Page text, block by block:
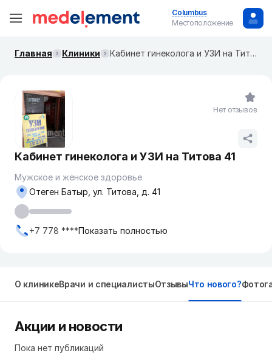
Columbus
Местоположение
Главная Клиники Кабинет гинеколога и УЗИ на Титова 41
Кабинет гинеколога и УЗИ на Титова 41
Мужское и женское здоровье
Отеген Батыр, ул. Титова, д. 41
+7 778 ****Показать полностью
Нет отзывов
О клиникеВрачи и специалистыОтзывыЧто нового?
Акции и новости
Пока нет публикаций